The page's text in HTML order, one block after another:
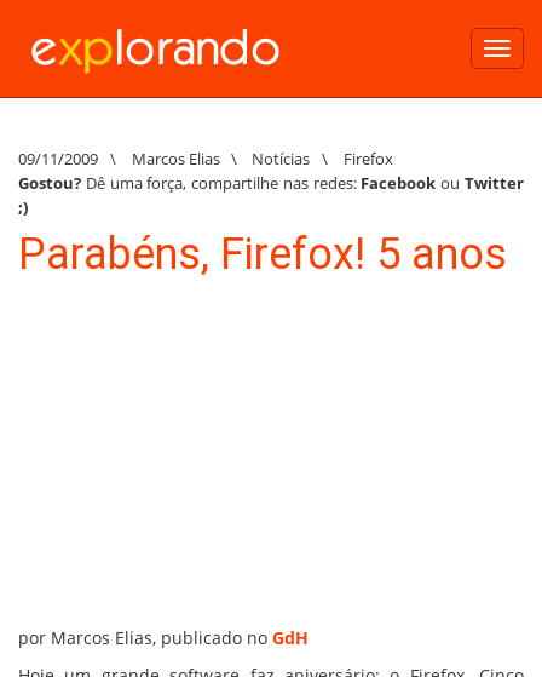
09/11/2009 \ Marcos Elias \ Notícias \
Firefox
Gostou? Dê uma força, compartilhe nas redes: Facebook ouTwitter
;)
Parabéns, Firefox! 5 anos
por Marcos Elias, publicado no GdH